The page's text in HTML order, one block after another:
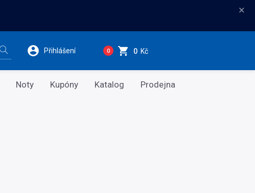
×
Přihlášení 0 0 Kč
Noty Kupóny Katalog Prodejna